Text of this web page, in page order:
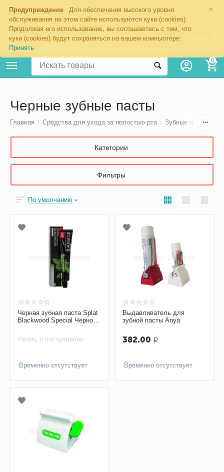
×
Предупреждение
Для обеспечения высокого уровня
обслуживания на этом сайте используются куки (cookies).
Продолжая его использование, вы соглашаетесь с тем, что
куки (cookies) будут сохраняться на вашем компьютере:
Принять
Москва
8 800 201-70-97
0
Черные зубные пасты
Главная / Средства для ухода за полостью рта / Зубные пасты для
Категории
Фильтры
По умолчанию
Черная зубная паста Splat
Blackwood Special Черное
Узнать о поступлении
Временно отсутствует
Выдавливатель для
зубной пасты Anya
382.00 Р
Временно отсутствует